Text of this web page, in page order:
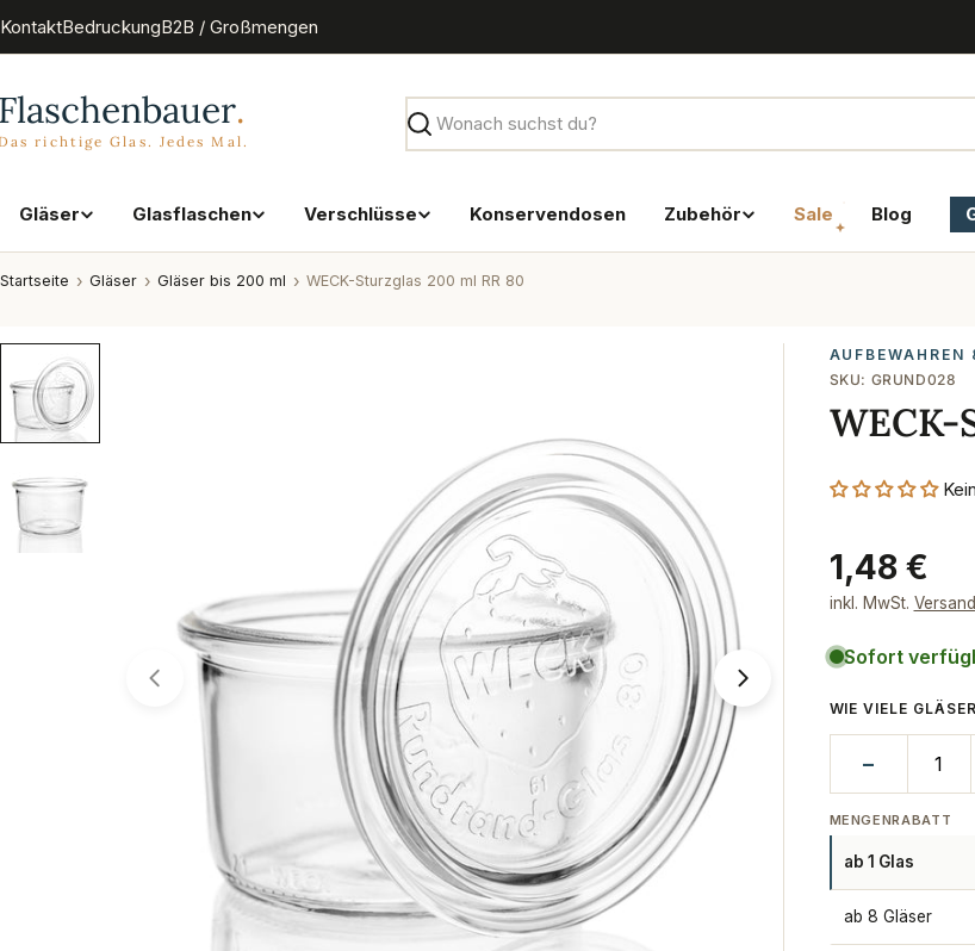
Inhalt
KontaktBedruckungB2B / Großmengen
Suchen
Gläser Glasflaschen Verschlüsse Konservendosen Zubehör Sale Blog
Startseite Gläser Gläser bis 200 ml WECK-Sturzglas 200 ml RR 80
Öffnen Sie das Medium 0 im Modalformat
AUFBEWAHREN
SKU: GRUND028
WECK-
Regulärer
Preis
1,48 €
inkl. MwSt. Versand
Sofort
WIE VIELE
−
MENGENRABATT
ab 1 Glas
ab 8 Gläser